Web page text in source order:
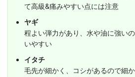
て高級&痛みやすい点には注意
ヤギ
程よい弾力があり、水や油に強い
いやすい
イタチ
毛先が細かく、コシがあるので細